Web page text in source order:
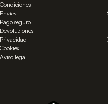
Condiciones
Envíos
Pago seguro
Devoluciones
Privacidad
Cookies
Aviso legal